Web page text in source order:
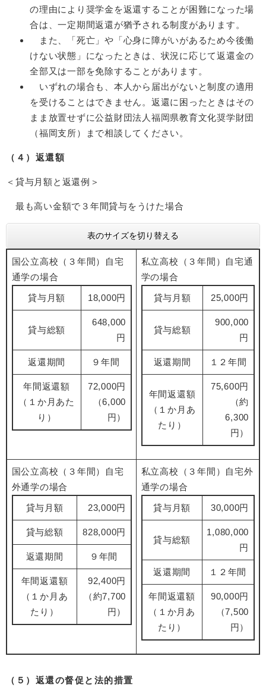
の理由により奨学金を返還することが困難になった場
合は、一定期間返還が猶予される制度があります。
また、「死亡」や「心身に障がいがあるため今後働
けない状態」になったときは、状況に応じて返還金の
全部又は一部を免除することがあります。
いずれの場合も、本人から届出がないと制度の適用
を受けることはできません。返還に困ったときはその
まま放置せずに公益財団法人福岡県教育文化奨学財団
（福岡支所）まで相談してください。
（４）返還額
＜貸与月額と返還例＞
最も高い金額で３年間貸与をうけた場合
表のサイズを切り替える
国公立高校（３年間）自宅
通学の場合
貸与月額 18,000円
貸与総額
648,000
円
返還期間 ９年間
年間返還額
（１か月あた
り）
72,000円
（6,000
円）
私立高校（３年間）自宅通
学の場合
貸与月額 25,000円
貸与総額
900,000
円
返還期間 １２年間
年間返還額
（１か月あ
たり）
75,600円
（約
6,300
円）
国公立高校（３年間）自宅
外通学の場合
貸与月額 23,000円
貸与総額 828,000円
返還期間 ９年間
年間返還額
（１か月あ
たり）
92,400円
（約7,700
円）
私立高校（３年間）自宅外
通学の場合
貸与月額 30,000円
貸与総額
1,080,000
円
返還期間 １２年間
年間返還額
（１か月あ
たり）
90,000円
（7,500
円）
（５）返還の督促と法的措置